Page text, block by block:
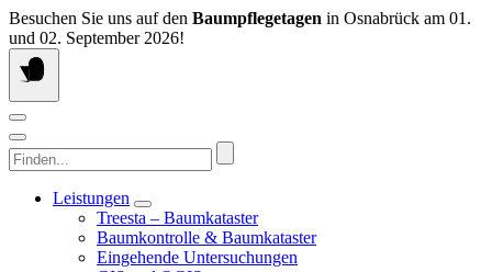
Springen
Sie
zum
Inhalt
Besuchen Sie uns auf den Baumpflegetagen in Osnabrück am 01.
und 02. September 2026!
Finden...
Leistungen
Treesta – Baumkataster
Baumkontrolle & Baumkataster
Eingehende Untersuchungen